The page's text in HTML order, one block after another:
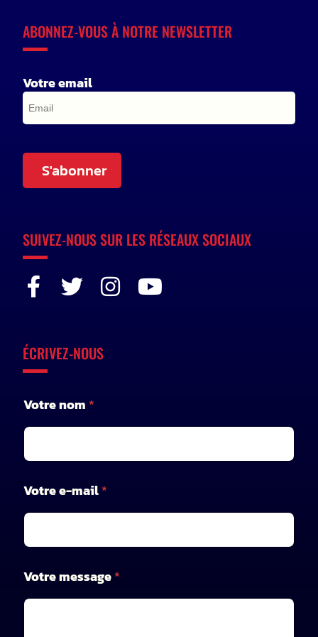
ABONNEZ-VOUS À NOTRE NEWSLETTER
Votre email
S'abonner
SUIVEZ-NOUS SUR LES RÉSEAUX SOCIAUX
ÉCRIVEZ-NOUS
o
t
r
e
V
o
t
e
Votre nom *
Votre e-mail*
Votre message*